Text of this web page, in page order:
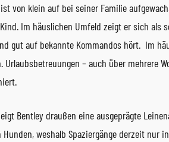
von klein auf bei seiner Familie
Im häuslichen Umfeld zeigt er sich als
gut auf bekannte Kommandos hört. Im
Urlaubsbetreuungen – auch über mehrere
Bentley draußen eine ausgeprägte
Hunden, weshalb Spaziergänge derzeit nur